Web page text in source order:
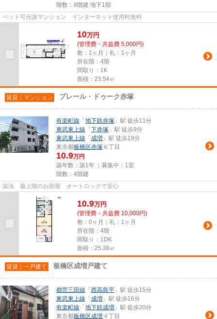
階数：8階建 地下1階
ペット可分譲マンション インターネット使用料無料
10万円
(管理費・共益費 5,000円)
敷：1ヶ月｜礼：1ヶ月
所在階：4階
間取り：1K
面積：23.54㎡
賃貸｜マンション プレール・ドゥーク赤塚
有楽町線 「 地下鉄赤塚 」駅 徒歩11分
東武東上線 「 下赤塚 」駅 徒歩9分
東武東上線 「 成増 」駅 徒歩19分
東京都板橋区赤塚 ６丁目
10.9万円
築年数：築1年 ｜募集中： 1室
階数：4階建
築浅 最上階のお部屋 オートロックで安心
10.9万円
(管理費・共益費 10,000円)
敷：0ヶ月｜礼：1ヶ月
所在階：4階
間取り：1DK
面積：25.38㎡
賃貸｜一戸建て 板橋区成増戸建て
都営三田線 「 西高島平 」駅 徒歩15分
東武東上線 「 成増 」駅 徒歩16分
有楽町線 「 地下鉄成増 」駅 徒歩20分
東京都板橋区成増 ４丁目